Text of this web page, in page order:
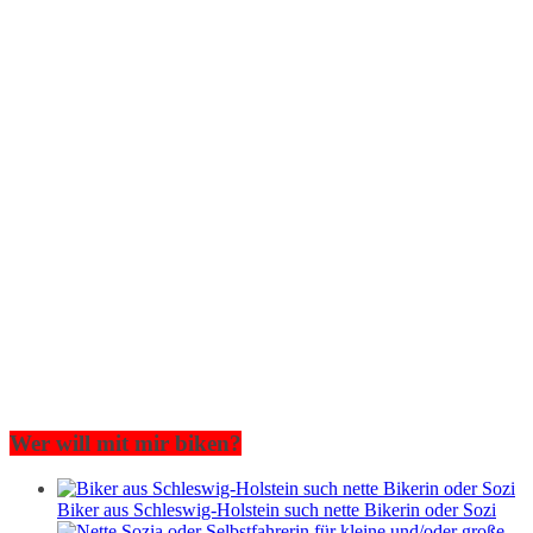
Wer will mit mir biken?
Biker aus Schleswig-Holstein such nette Bikerin oder Sozi